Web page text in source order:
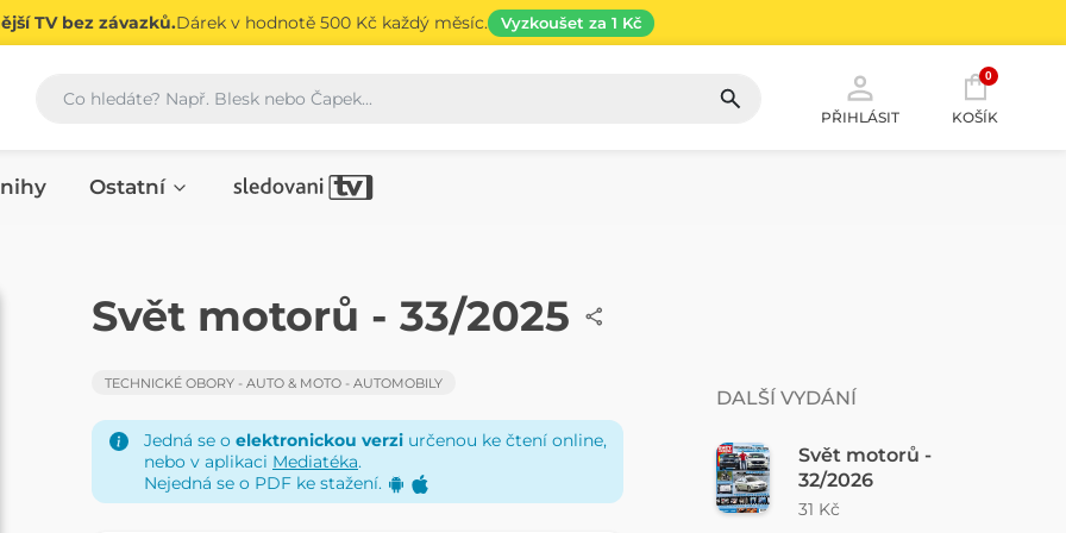
TV bez závazků.Dárek v hodnotě 500 Kč každý měsíc. Vyzkoušet za 1 Kč
Vyhledávání
PŘIHLÁSIT
0
KOŠÍK
Ostatní
ČASOPIS
Svět motorů - 33/2025
TECHNICKÉ OBORY - AUTO & MOTO - AUTOMOBILY
Jedná se o elektronickou verzi určenou ke čtení online,
nebo v aplikaci Mediatéka.
Nejedná se o PDF ke stažení.
DALŠÍ VYDÁNÍ
Svět motorů -
32/2026
31 Kč